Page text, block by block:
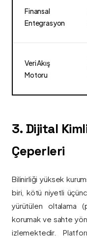
Finansal
Entegrasyon
Veri Akış
Motoru
3. Dijital
Çeperleri
Bilinirliği yüksek
biri, kötü niyetli
yürütülen oltalama
korumak ve sahte
izlemektedir.